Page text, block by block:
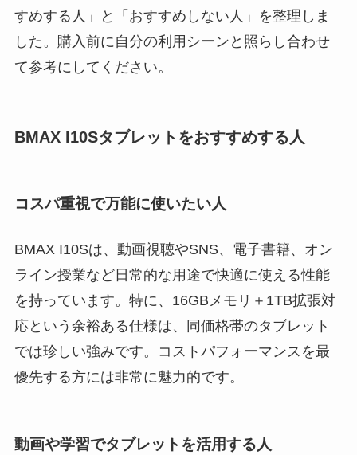
すめする人」と「おすすめしない人」を整理しま
した。購入前に自分の利用シーンと照らし合わせ
て参考にしてください。
BMAX I10Sタブレットをおすすめする人
コスパ重視で万能に使いたい人
BMAX I10Sは、動画視聴やSNS、電子書籍、オン
ライン授業など日常的な用途で快適に使える性能
を持っています。特に、16GBメモリ＋1TB拡張対
応という余裕ある仕様は、同価格帯のタブレット
では珍しい強みです。コストパフォーマンスを最
優先する方には非常に魅力的です。
動画や学習でタブレットを活用する人